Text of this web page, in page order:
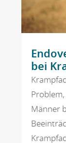
bei
Männer